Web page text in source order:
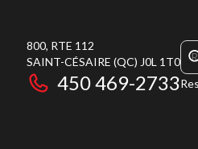
800, RTE 112
SAINT-CÉSAIRE (QC) J0L 1T0
450 469-2733